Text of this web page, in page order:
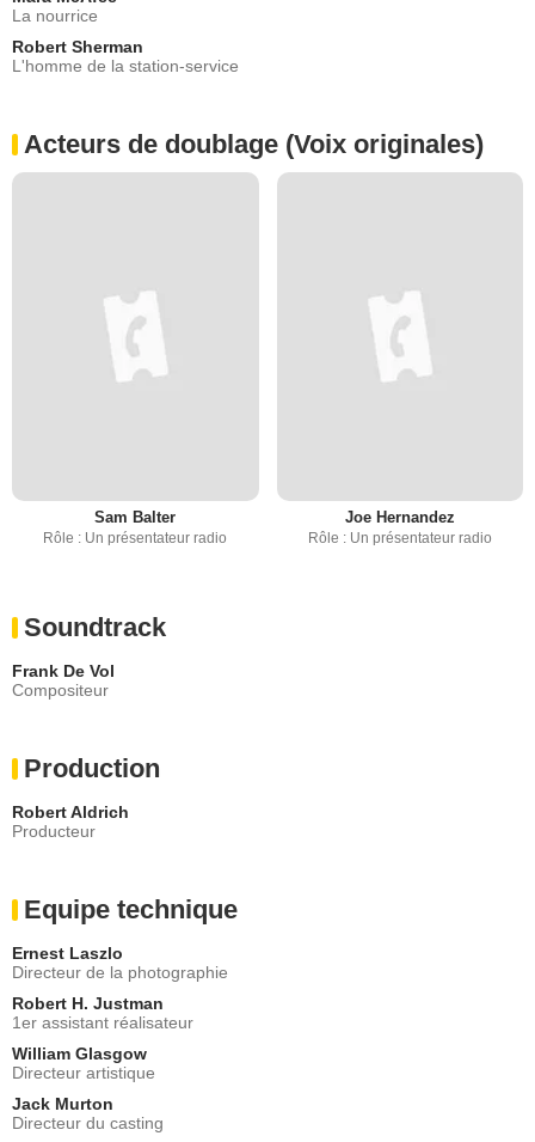
La nourrice
Robert Sherman
L'homme de la station-service
Acteurs de doublage (Voix originales)
Sam Balter
Rôle : Un présentateur radio
Joe Hernandez
Rôle : Un présentateur radio
Soundtrack
Frank De Vol
Compositeur
Production
Robert Aldrich
Producteur
Equipe technique
Ernest Laszlo
Directeur de la photographie
Robert H. Justman
1er assistant réalisateur
William Glasgow
Directeur artistique
Jack Murton
Directeur du casting